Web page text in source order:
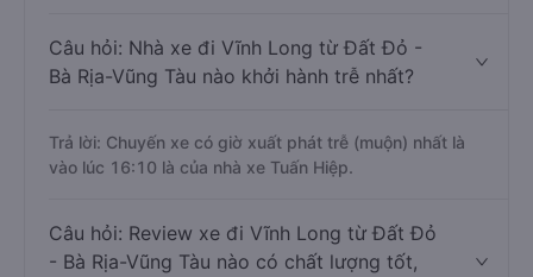
Câu hỏi: Nhà xe đi Vĩnh Long từ Đất Đỏ -
Bà Rịa-Vũng Tàu nào khởi hành trễ nhất?
Trả lời: Chuyến xe có giờ xuất phát trễ (muộn) nhất là
vào lúc 16:10 là của nhà xe Tuấn Hiệp.
Câu hỏi: Review xe đi Vĩnh Long từ Đất Đỏ
- Bà Rịa-Vũng Tàu nào có chất lượng tốt,